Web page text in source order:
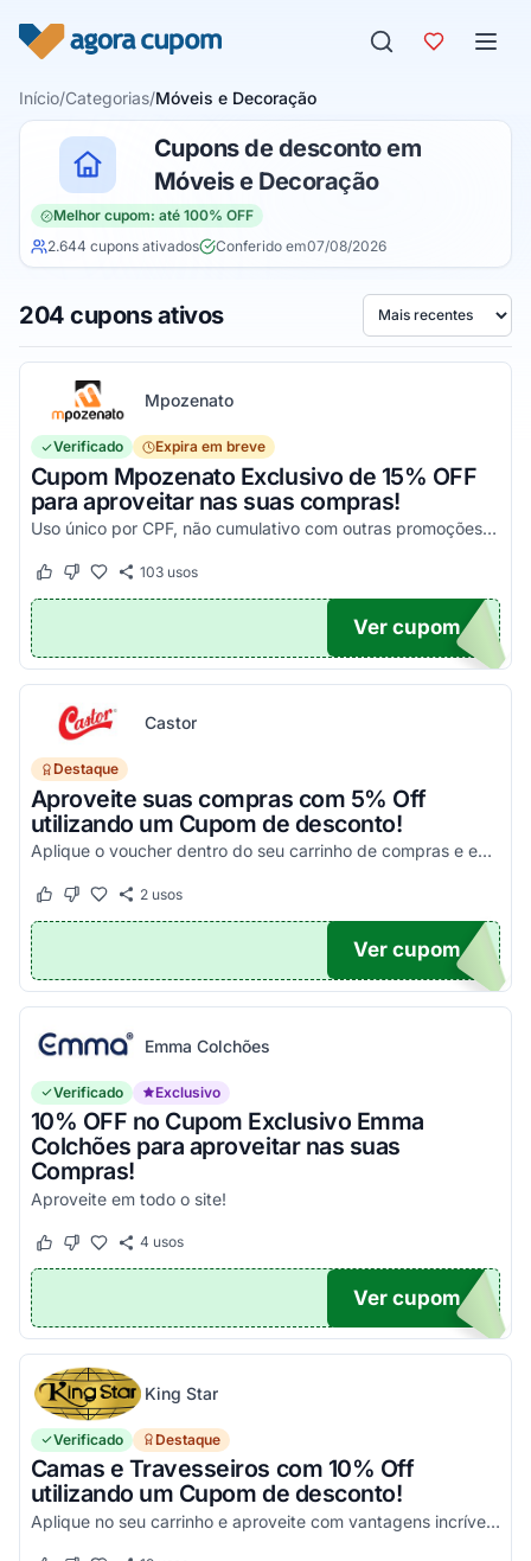
Início/Categorias/Móveis e Decoração
Cupons de desconto em
Móveis e Decoração
Melhor cupom: até 100% OFF
2.644 cupons ativados
Conferido em07/08/2026
204 cupons ativos Ordenar por
Mpozenato
Verificado Expira em breve
Cupom Mpozenato Exclusivo de 15% OFF
para aproveitar nas suas compras!
Uso único por CPF, não cumulativo com outras promoções. Aproveite nas suas compras acima de R$199,00!
Este cupom funcionou
Este cupom não funcionou
103usos
M-15
Ver cupom
Castor
Destaque
Aproveite suas compras com 5% Off
utilizando um Cupom de desconto!
Aplique o voucher dentro do seu carrinho de compras e economize da melhor maneira possível!
Este cupom funcionou
Este cupom não funcionou
2usos
OR
Ver cupom
Emma Colchões
Verificado Exclusivo
10% OFF no Cupom Exclusivo Emma
Colchões para aproveitar nas suas
Compras!
Aproveite em todo o site!
Este cupom funcionou
Este cupom não funcionou
4 usos
OM10
Ver cupom
King Star
Verificado Destaque
Camas e Travesseiros com 10% Off
utilizando um Cupom de desconto!
Aplique no seu carrinho e aproveite com vantagens incríveis em milhares de produtos!